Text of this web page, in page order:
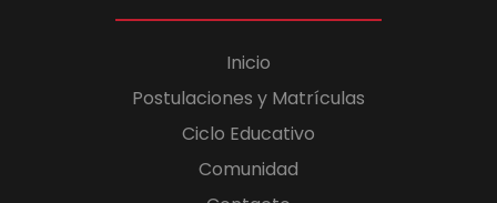
Inicio
Postulaciones y Matrículas
Ciclo Educativo
Comunidad